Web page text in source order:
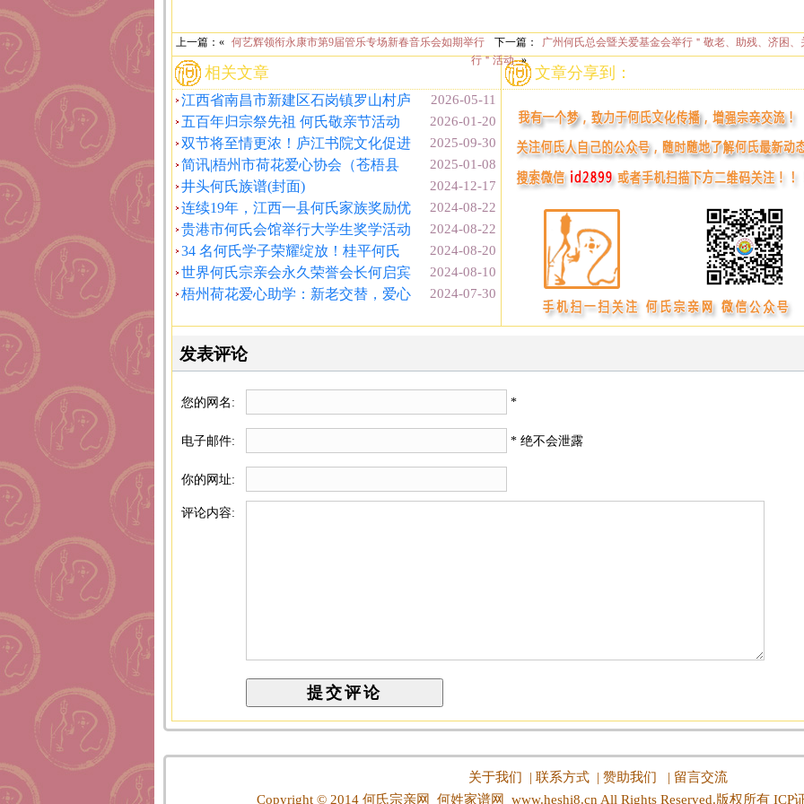
上一篇：« 何艺辉领衔永康市第9届管乐专场新春音乐会如期举行 下一篇：
广州何氏总会暨关爱基金会举行＂敬老、助残、济困、
行＂活动 »
相关文章
2026-05-11
江西省南昌市新建区石岗镇罗山村庐
2026-01-20
五百年归宗祭先祖 何氏敬亲节活动
2025-09-30
双节将至情更浓！庐江书院文化促进
2025-01-08
简讯|梧州市荷花爱心协会（苍梧县
2024-12-17
井头何氏族谱(封面)
2024-08-22
连续19年，江西一县何氏家族奖励优
2024-08-22
贵港市何氏会馆举行大学生奖学活动
2024-08-20
34 名何氏学子荣耀绽放！桂平何氏
2024-08-10
世界何氏宗亲会永久荣誉会长何启宾
2024-07-30
梧州荷花爱心助学：新老交替，爱心
文章分享到：
发表评论
您的网名: *
电子邮件: * 绝不会泄露
你的网址:
评论内容:
关于我们 | 联系方式| 赞助我们 | 留言交流
Copyright © 2014何氏宗亲网_何姓家谱网 www.heshi8.cn All Rights Reserved.版权所有 ICP